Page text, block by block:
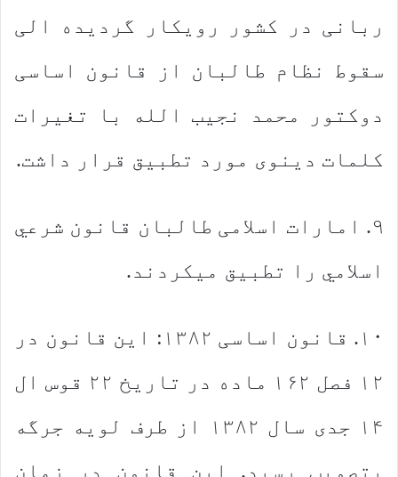
ربانی در کشور رویکار گردیده الی
سقوط نظام طالبان از قانون اساسی
دوکتور محمد نجیب الله با تغیرات
کلمات دینوی مورد تطبیق قرار داشت.
۹. امارات اسلامی طالبان قانون شرعي
اسلامي را تطبیق میکردند.
۱۰. قانون اساسی ۱۳۸۲: این قانون در
۱۲ فصل ۱۶۲ ماده در تاریخ ۲۲ قوس ال
۱۴ جدی سال ۱۳۸۲ از طرف لویه جرگه
بتصویب رسید. این قانون در زمان